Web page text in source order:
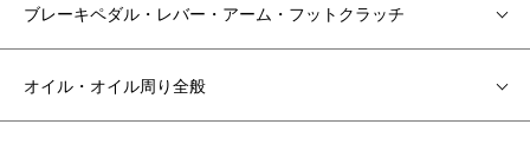
ブレーキペダル・レバー・アーム・フットクラッチ
オイル・オイル周り全般